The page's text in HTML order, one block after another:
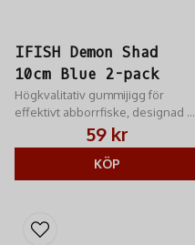
IFISH Demon Shad
10cm Blue 2-pack
Högkvalitativ gummijigg för
effektivt abborrfiske, designad av
Niklas Lures. Levereras med
jigghuvud i zink.
59 kr
KÖP